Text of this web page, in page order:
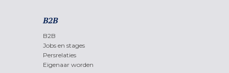
B2B
B2B
Jobs en stages
Persrelaties
Eigenaar worden